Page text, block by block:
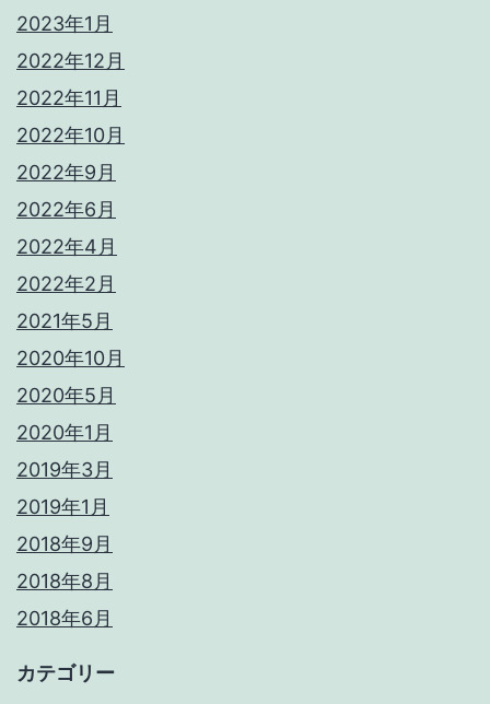
2023年1月
2022年12月
2022年11月
2022年10月
2022年9月
2022年6月
2022年4月
2022年2月
2021年5月
2020年10月
2020年5月
2020年1月
2019年3月
2019年1月
2018年9月
2018年8月
2018年6月
カテゴリー